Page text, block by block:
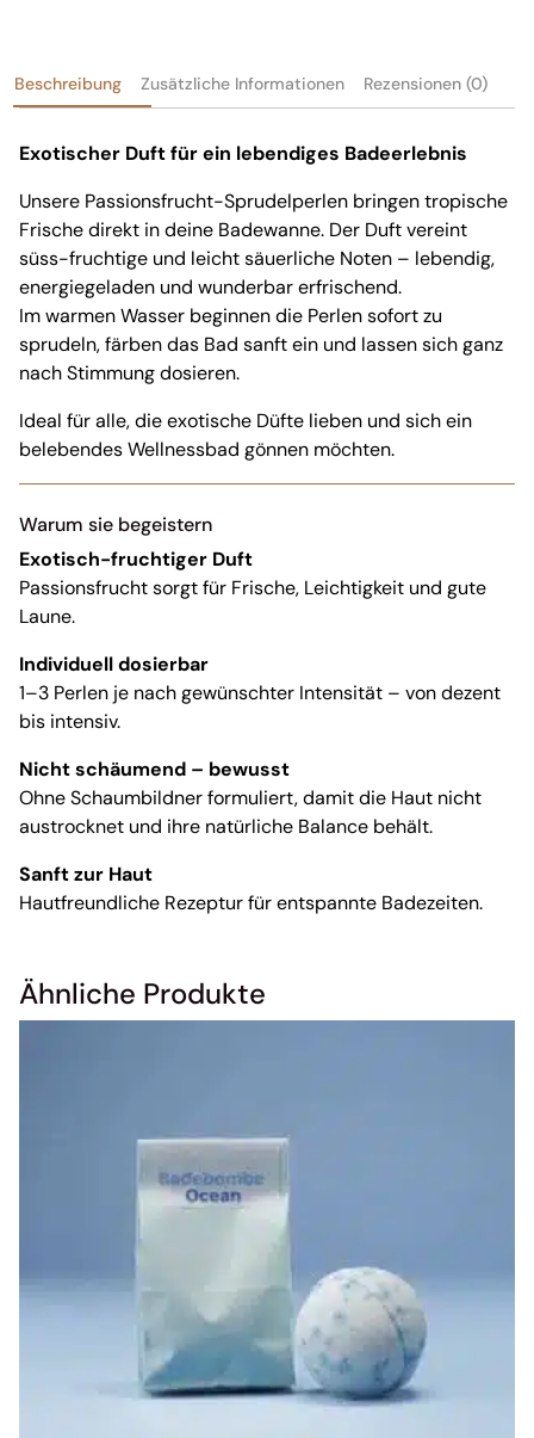
Beschreibung Zusätzliche Informationen Rezensionen (0)
Exotischer Duft für ein lebendiges Badeerlebnis
Unsere Passionsfrucht-Sprudelperlen bringen tropische
Frische direkt in deine Badewanne. Der Duft vereint
süss-fruchtige und leicht säuerliche Noten – lebendig,
energiegeladen und wunderbar erfrischend.
Im warmen Wasser beginnen die Perlen sofort zu
sprudeln, färben das Bad sanft ein und lassen sich ganz
nach Stimmung dosieren.
Ideal für alle, die exotische Düfte lieben und sich ein
belebendes Wellnessbad gönnen möchten.
Warum sie begeistern
Exotisch-fruchtiger Duft
Passionsfrucht sorgt für Frische, Leichtigkeit und gute
Laune.
Individuell dosierbar
1–3 Perlen je nach gewünschter Intensität – von dezent
bis intensiv.
Nicht schäumend – bewusst
Ohne Schaumbildner formuliert, damit die Haut nicht
austrocknet und ihre natürliche Balance behält.
Sanft zur Haut
Hautfreundliche Rezeptur für entspannte Badezeiten.
Ähnliche Produkte